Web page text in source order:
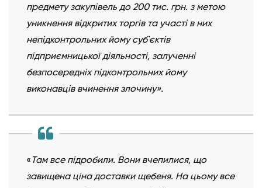
предмету закупівель до 200 тис. грн. з метою
уникнення відкритих торгів та участі в них
непідконтрольних йому суб`єктів
підприємницької діяльності, залученні
безпосередніх підконтрольних йому
виконавців вчинення злочину».
« Там все підробили. Вони вчепилися, що
завищена ціна доставки щебеня. На цьому все